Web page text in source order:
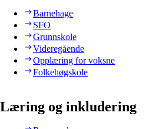
Barnehage
SFO
Grunnskole
Videregående
Opplæring for voksne
Folkehøgskole
Læring og inkludering